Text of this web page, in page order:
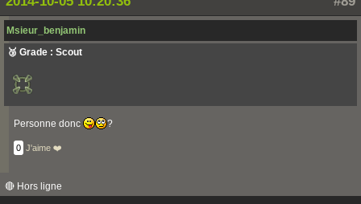
Msieur_benjamin
🥉 Grade : Scout
Personne donc ?
0 J'aime ❤️
🔴 Hors ligne